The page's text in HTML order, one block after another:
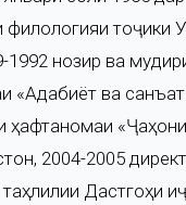
филологияи
нозир ва
ва
ҳафтаномаи
2004-2005
Дастгоҳи